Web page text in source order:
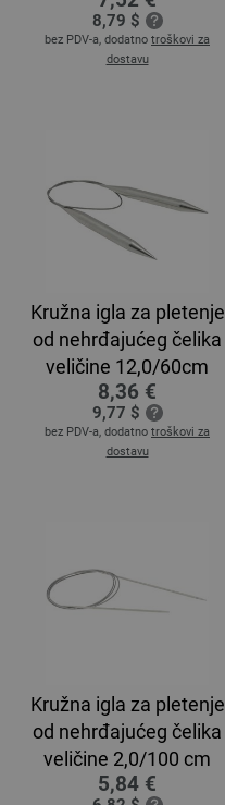
8,79 $
bez PDV-a, dodatno troškovi za
dostavu
Kružna igla za pletenje
od nehrđajućeg čelika
veličine 12,0/60cm
8,36 €
9,77 $
bez PDV-a, dodatno troškovi za
dostavu
Kružna igla za pletenje
od nehrđajućeg čelika
veličine 2,0/100 cm
5,84 €